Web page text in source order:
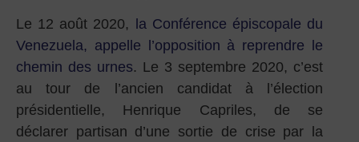
Le 12 août 2020,
la Conférence épiscopale du
Venezuela, appelle l’opposition à reprendre le
chemin des urnes. Le 3 septembre 2020, c’est
au tour de l’ancien candidat à l’élection
présidentielle, Henrique Capriles, de se
déclarer partisan d’une sortie de crise par la